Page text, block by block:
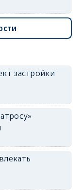
застройки